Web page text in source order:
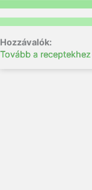
Tovább a receptekhez